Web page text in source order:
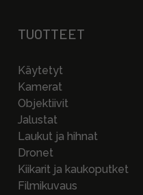
TUOTTEET
Käytetyt
Kamerat
Objektiivit
Jalustat
Laukut ja hihnat
Dronet
Kiikarit ja kaukoputket
Filmikuvaus